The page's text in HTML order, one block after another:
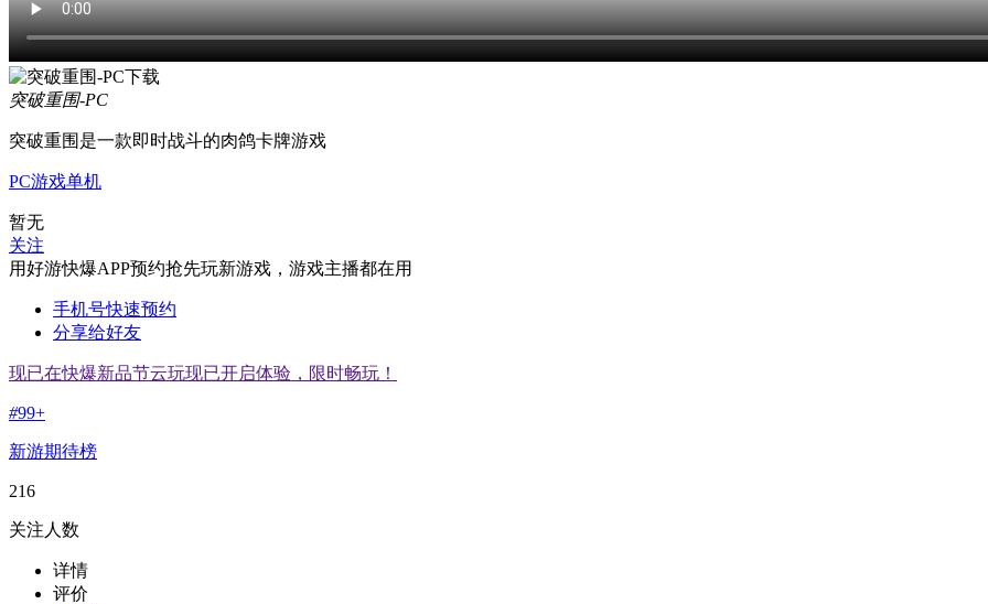
突破重围-PC
突破重围是一款即时战斗的肉鸽卡牌游戏
PC游戏单机
暂无
关注
用好游快爆APP预约抢先玩新游戏，游戏主播都在用
手机号快速预约
分享给好友
现已在快爆新品节云玩现已开启体验，限时畅玩！
#99+
新游期待榜
216
关注人数
详情
评价